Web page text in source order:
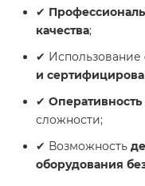
✔
качества;
✔ Использование
и
✔ Оперативность
сложности;
✔ Возможность
оборудования